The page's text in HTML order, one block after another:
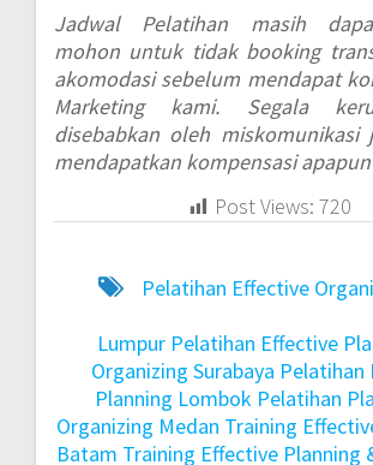
Jadwal Pelatihan masih
mohon untuk tidak booking
akomodasi sebelum mendapat
Marketing kami. Segala
disebabkan oleh miskomunikasi
mendapatkan kompensasi
Post Views: 720
Pelatihan Effective
Lumpur Pelatihan Effective
Organizing Surabaya Pelatihan
Planning Lombok Pelatihan
Organizing Medan Training
Batam Training Effective Planning